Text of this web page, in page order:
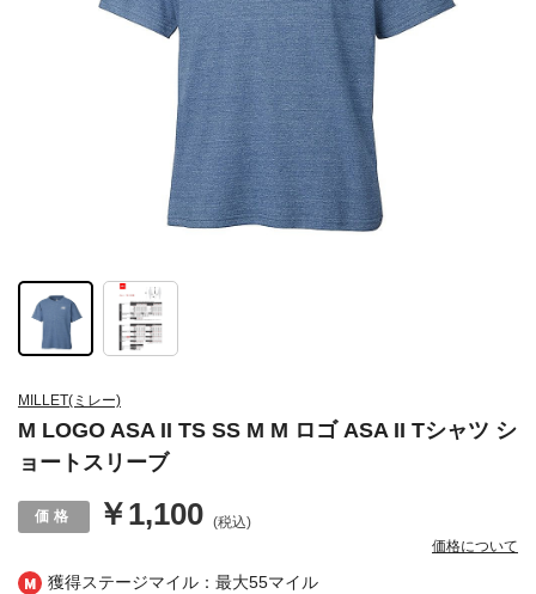
獲得ステージマイル：最大55マイル
MILLET(ミレー)
M LOGO ASA II TS SS M M ロゴ ASA II Tシャツ シ
ョートスリーブ
￥1,100 (税込)
価格について